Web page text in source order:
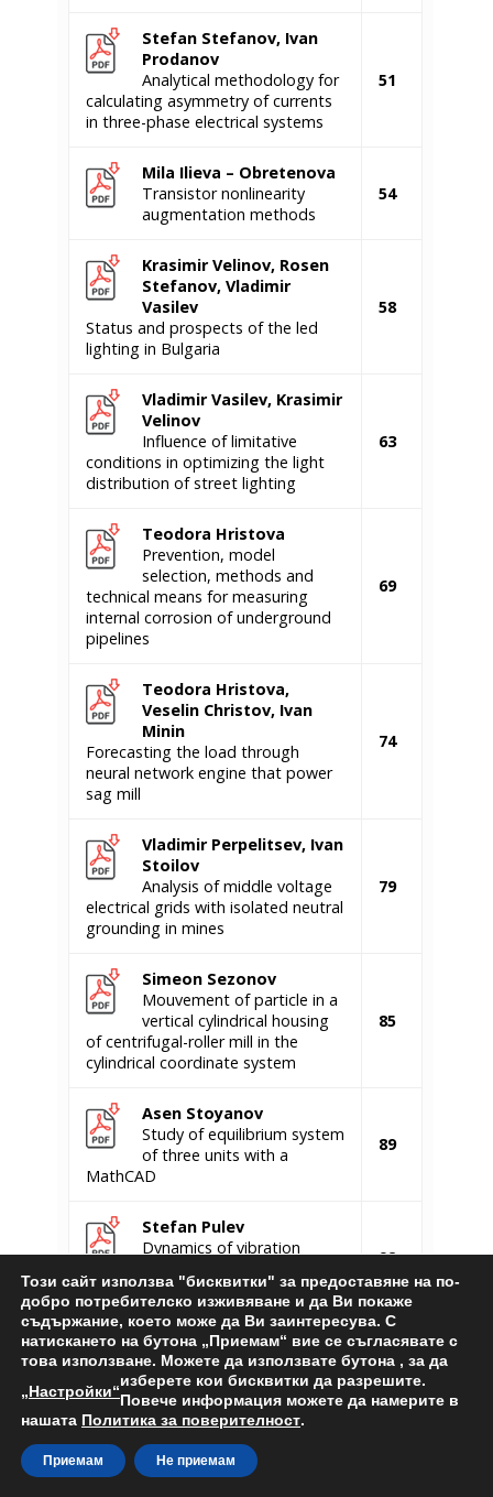
Stefan Stefanov, Ivan
Prodanov
Analytical methodology for
calculating asymmetry of currents
in three-phase electrical systems
51
Mila Ilieva – Obretenova
Transistor nonlinearity
augmentation methods
54
Krasimir Velinov, Rosen
Stefanov, Vladimir
Vasilev
Status and prospects of the led
lighting in Bulgaria
58
Vladimir Vasilev, Krasimir
Velinov
Influence of limitative
conditions in optimizing the light
distribution of street lighting
63
Teodora Hristova
Prevention, model
selection, methods and
technical means for measuring
internal corrosion of underground
pipelines
69
Teodora Hristova,
Veselin Christov, Ivan
Minin
Forecasting the load through
neural network engine that power
sag mill
74
Vladimir Perpelitsev, Ivan
Stoilov
Analysis of middle voltage
electrical grids with isolated neutral
grounding in mines
79
Simeon Sezonov
Mouvement of particle in a
vertical cylindrical housing
of centrifugal-roller mill in the
cylindrical coordinate system
85
Asen Stoyanov
Study of equilibrium system
of three units with a
MathCAD
89
Stefan Pulev
Dynamics of vibration
vibration generator
92
Plamen Savov, Maya
Vatzkitcheva
Thermodynamic peculiarity
of the natural ventilation of open
pit mines
96
Angel Zabchev, Romeo
Този сайт използва "бисквитки" за предоставяне на по-
добро потребителско изживяване и да Ви покаже
съдържание, което може да Ви заинтересува. С
натискането на бутона „Приемам“ вие се съгласявате с
това използване. Можете да използвате бутона
„Настройки“
, за да
изберете кои бисквитки да разрешите.
Повече информация можете да намерите в
нашата Политика за поверителност.
Приемам Не приемам